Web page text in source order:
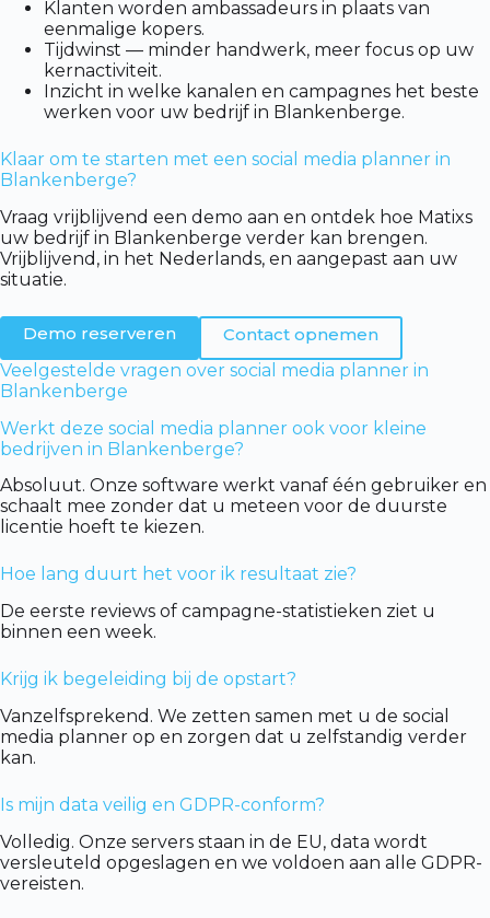
Klanten worden ambassadeurs in plaats van
eenmalige kopers.
Tijdwinst — minder handwerk, meer focus op uw
kernactiviteit.
Inzicht in welke kanalen en campagnes het beste
werken voor uw bedrijf in Blankenberge.
Klaar om te starten met een social media planner in
Blankenberge?
Vraag vrijblijvend een demo aan en ontdek hoe Matixs
uw bedrijf in Blankenberge verder kan brengen.
Vrijblijvend, in het Nederlands, en aangepast aan uw
situatie.
Demo reserveren
Contact opnemen
Veelgestelde vragen over social media planner in
Blankenberge
Werkt deze social media planner ook voor kleine
bedrijven in Blankenberge?
Absoluut. Onze software werkt vanaf één gebruiker en
schaalt mee zonder dat u meteen voor de duurste
licentie hoeft te kiezen.
Hoe lang duurt het voor ik resultaat zie?
De eerste reviews of campagne-statistieken ziet u
binnen een week.
Krijg ik begeleiding bij de opstart?
Vanzelfsprekend. We zetten samen met u de social
media planner op en zorgen dat u zelfstandig verder
kan.
Is mijn data veilig en GDPR-conform?
Volledig. Onze servers staan in de EU, data wordt
versleuteld opgeslagen en we voldoen aan alle GDPR-
vereisten.